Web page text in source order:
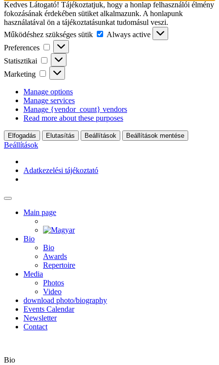
Kedves Látogató! Tájékoztatjuk, hogy a honlap felhasználói élmény
fokozásának érdekében sütiket alkalmazunk. A honlapunk
használatával ön a tájékoztatásunkat tudomásul veszi.
Működéshez szükséges sütik
Működéshez
szükséges
Always active
Preferences
Preferences
Statisztikai Statisztikai
Marketing Marketing
Manage options
Manage services
Manage {vendor_count} vendors
Read more about these purposes
Elfogadás Elutasítás Beállítások Beállítások mentése
Beállítások
Adatkezelési tájékoztató
Main page
Bio
Bio
Awards
Repertoire
Media
Photos
Video
download photo/biography
Events Calendar
Newsletter
Contact
Bio